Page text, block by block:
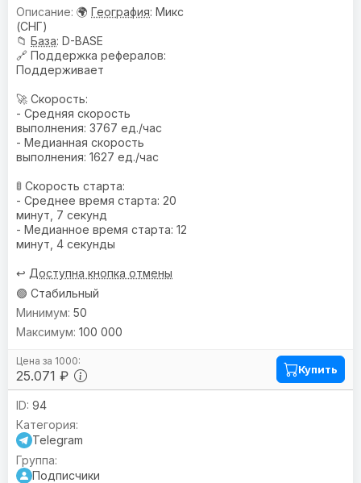
🌍 География: Микс
(СНГ)
📁 База: D-BASE
🔗 Поддержка рефералов:
Поддерживает
🚀 Скорость:
- Средняя скорость
выполнения: 3767 ед./час
- Медианная скорость
выполнения: 1627 ед./час
🚦 Скорость старта:
- Среднее время старта: 20
минут, 7 секунд
- Медианное время старта: 12
минут, 4 секунды
↩️ Доступна кнопка отмены
🟢 Стабильный
25.071 ₽
50
100 000
Купить
94
Telegram
Подписчики